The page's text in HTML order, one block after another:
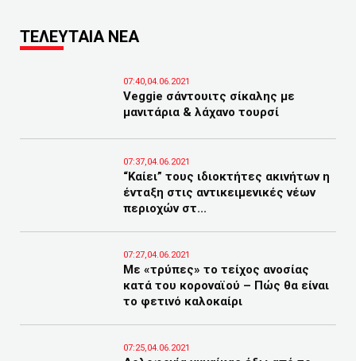
ΤΕΛΕΥΤΑΙΑ ΝΕΑ
07:40,04.06.2021
Veggie σάντουιτς σίκαλης με
μανιτάρια & λάχανο τουρσί
07:37,04.06.2021
“Καίει” τους ιδιοκτήτες ακινήτων η
ένταξη στις αντικειμενικές νέων
περιοχών στ...
07:27,04.06.2021
Με «τρύπες» το τείχος ανοσίας
κατά του κοροναϊού – Πώς θα είναι
το φετινό καλοκαίρι
07:25,04.06.2021